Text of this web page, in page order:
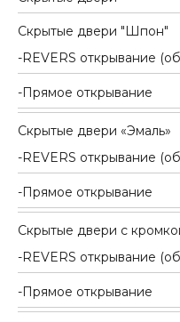
Скрытые двери "Шпон"
REVERS открывание
Прямое открывание
Скрытые двери «Эмаль»
REVERS открывание
Прямое открывание
Скрытые двери с
REVERS открывание
Прямое открывание